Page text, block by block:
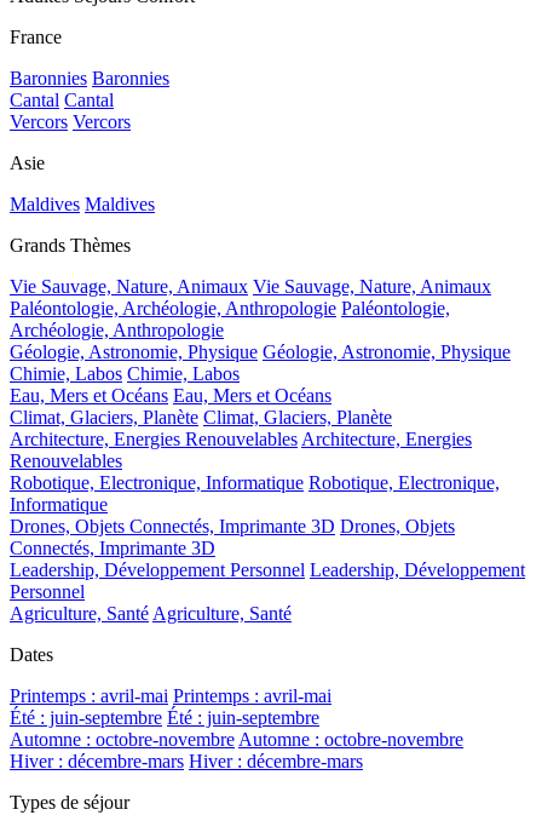
France
Baronnies Baronnies
Cantal Cantal
Vercors Vercors
Asie
Maldives Maldives
Grands Thèmes
Vie Sauvage, Nature, Animaux Vie Sauvage, Nature, Animaux
Paléontologie, Archéologie, Anthropologie Paléontologie,
Archéologie, Anthropologie
Géologie, Astronomie, Physique Géologie, Astronomie, Physique
Chimie, Labos Chimie, Labos
Eau, Mers et Océans Eau, Mers et Océans
Climat, Glaciers, Planète Climat, Glaciers, Planète
Architecture, Energies RenouvelablesArchitecture, Energies
Renouvelables
Robotique, Electronique, Informatique Robotique, Electronique,
Informatique
Drones, Objets Connectés, Imprimante 3D Drones, Objets
Connectés, Imprimante 3D
Leadership, Développement Personnel Leadership, Développement
Personnel
Agriculture, SantéAgriculture, Santé
Dates
Printemps : avril-mai Printemps : avril-mai
Été : juin-septembre Été : juin-septembre
Automne : octobre-novembreAutomne : octobre-novembre
Hiver : décembre-mars Hiver : décembre-mars
Types de séjour